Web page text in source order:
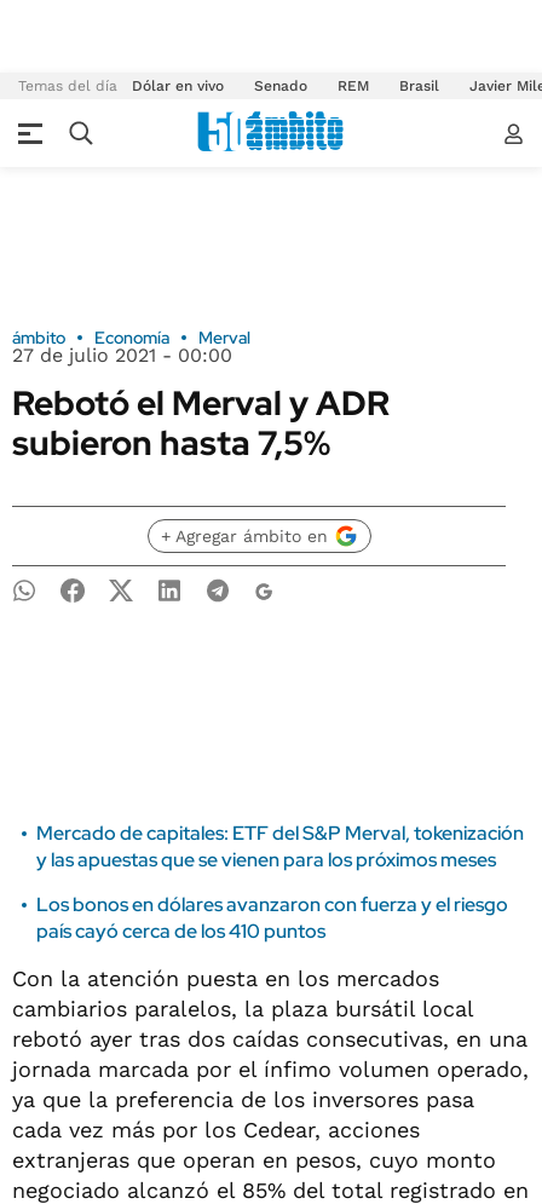
Temas del día Dólar en vivo Senado REM Brasil Javier
ámbito Economía Merval
27 de julio 2021 - 00:00
Rebotó el Merval y ADR
subieron hasta 7,5%
+ Agregar ámbito en
Mercado de capitales: ETF del S&P Merval, tokenización
y las apuestas que se vienen para los próximos meses
Los bonos en dólares avanzaron con fuerza y el riesgo
país cayó cerca de los 410 puntos
Con la atención puesta en los mercados
cambiarios paralelos, la plaza bursátil local
rebotó ayer tras dos caídas consecutivas, en una
jornada marcada por el ínfimo volumen operado,
ya que la preferencia de los inversores pasa
cada vez más por los Cedear, acciones
extranjeras que operan en pesos, cuyo monto
negociado alcanzó el 85% del total registrado en